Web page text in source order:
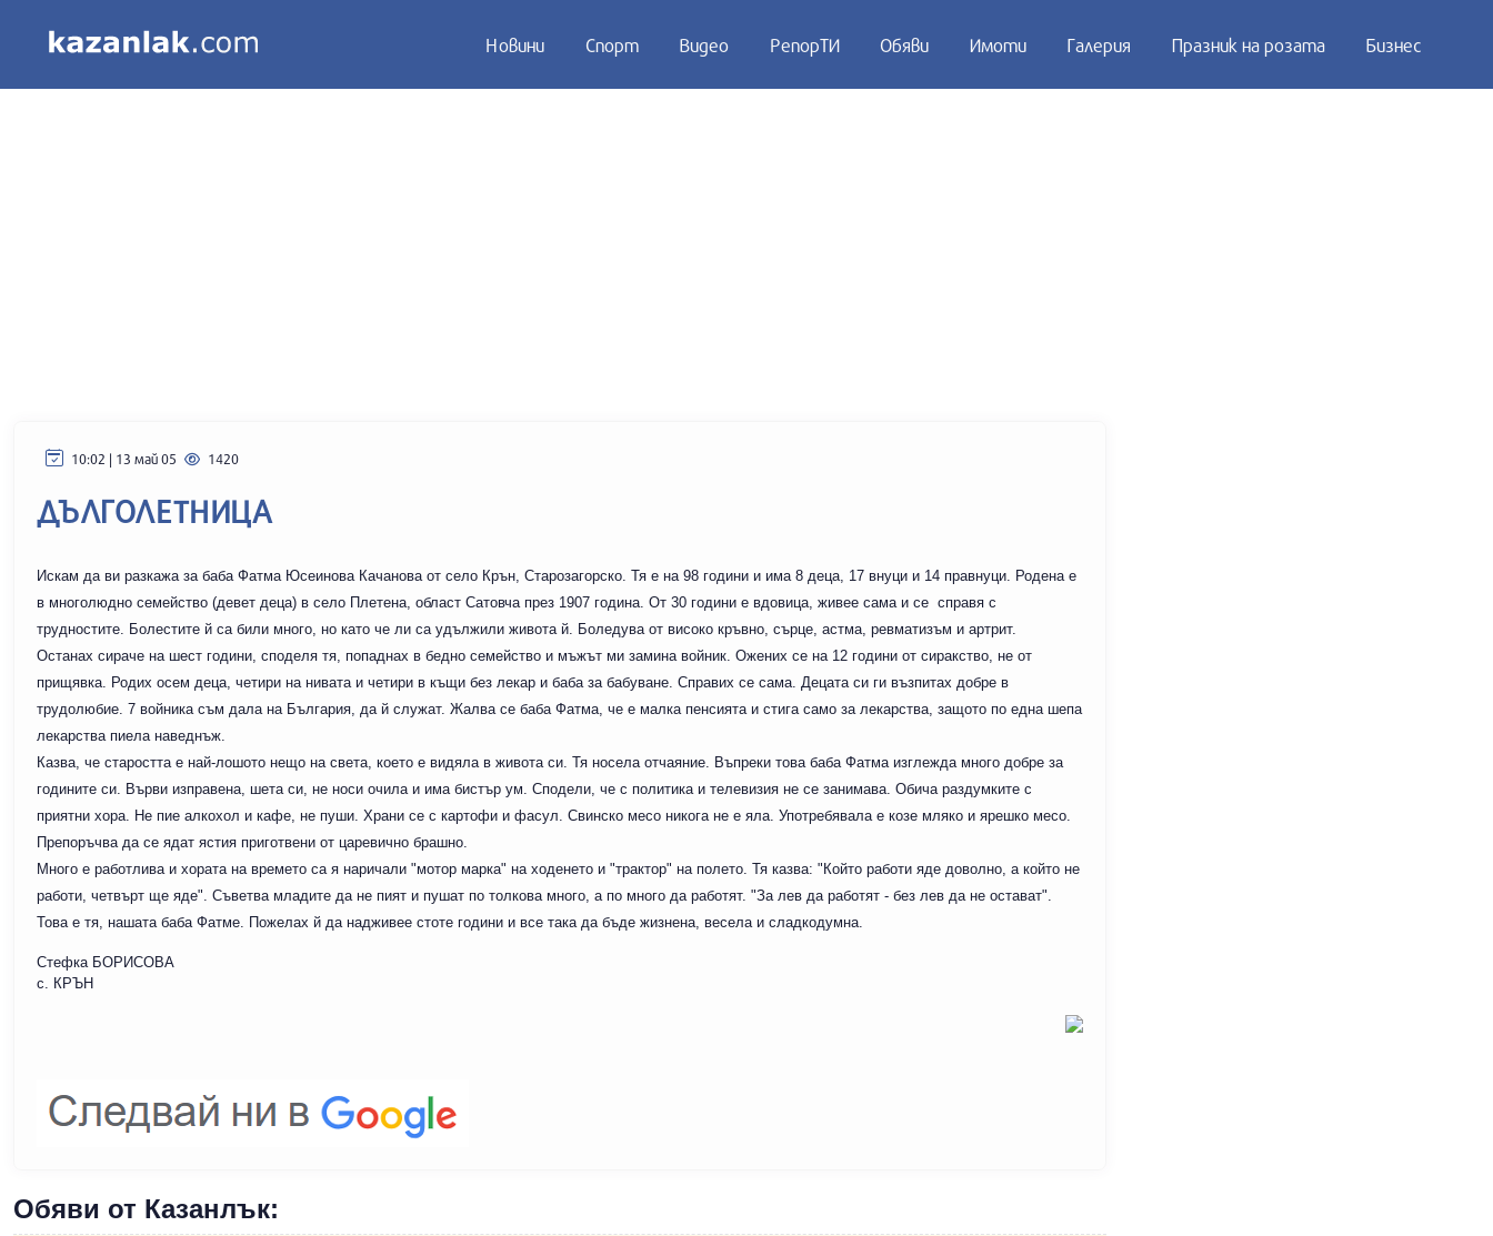
Новини Спорт Видео РепорТИ Обяви Имоти Галерия Празник на розата Бизнес
10:02 | 13 май 05 1420
ДЪЛГОЛЕТНИЦА
Искам да ви разкажа за баба Фатма Юсеинова Качанова от село Крън, Старозагорско. Тя е на 98 години и има 8 деца, 17 внуци и 14 правнуци. Родена е
в многолюдно семейство (девет деца) в село Плетена, област Сатовча през 1907 година. От 30 години е вдовица, живее сама и се справя с
трудностите. Болестите й са били много, но като че ли са удължили живота й. Боледува от високо кръвно, сърце, астма, ревматизъм и артрит.
Останах сираче на шест години, споделя тя, попаднах в бедно семейство и мъжът ми замина войник. Ожених се на 12 години от сиракство, не от
прищявка. Родих осем деца, четири на нивата и четири в къщи без лекар и баба за бабуване. Справих се сама. Децата си ги възпитах добре в
трудолюбие. 7 войника съм дала на България, да й служат. Жалва се баба Фатма, че е малка пенсията и стига само за лекарства, защото по една шепа
лекарства пиела наведнъж.
Казва, че старостта е най-лошото нещо на света, което е видяла в живота си. Тя носела отчаяние. Въпреки това баба Фатма изглежда много добре за
годините си. Върви изправена, шета си, не носи очила и има бистър ум. Сподели, че с политика и телевизия не се занимава. Обича раздумките с
приятни хора. Не пие алкохол и кафе, не пуши. Храни се с картофи и фасул. Свинско месо никога не е яла. Употребявала е козе мляко и ярешко месо.
Препоръчва да се ядат ястия приготвени от царевично брашно.
Много е работлива и хората на времето са я наричали "мотор марка" на ходенето и "трактор" на полето. Тя казва: "Който работи яде доволно, а който не
работи, четвърт ще яде". Съветва младите да не пият и пушат по толкова много, а по много да работят. "За лев да работят - без лев да не остават".
Това е тя, нашата баба Фатме. Пожелах й да надживее стоте години и все така да бъде жизнена, весела и сладкодумна.
Стефка БОРИСОВА
с. КРЪН
Обяви от Казанлък: